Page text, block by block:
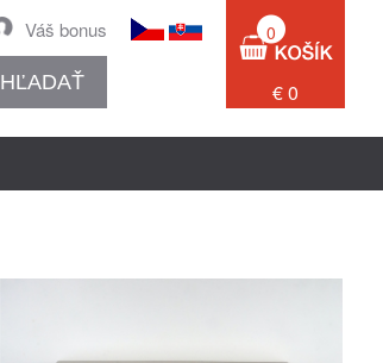
Váš bonus
HĽADAŤ
0
€ 0